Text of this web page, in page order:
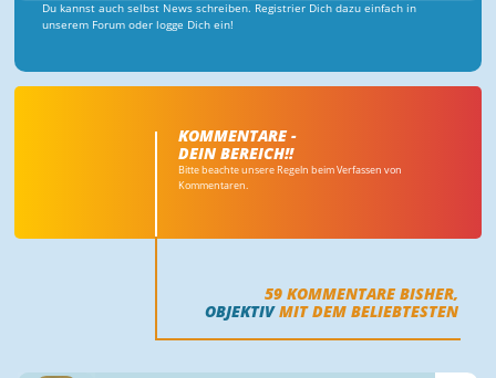
Du kannst auch selbst News schreiben. Registrier Dich dazu einfach in
unserem Forum oder logge Dich ein!
KOMMENTARE -
DEIN BEREICH!!
Bitte beachte unsere Regeln beim Verfassen von
Kommentaren.
59 KOMMENTARE BISHER,
OBJEKTIVMIT DEM BELIEBTESTEN